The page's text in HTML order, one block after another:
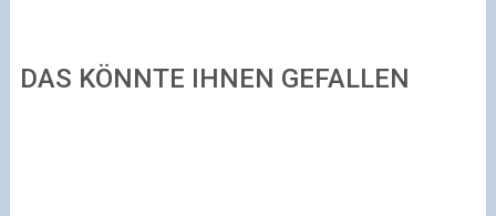
DAS KÖNNTE IHNEN GEFALLEN